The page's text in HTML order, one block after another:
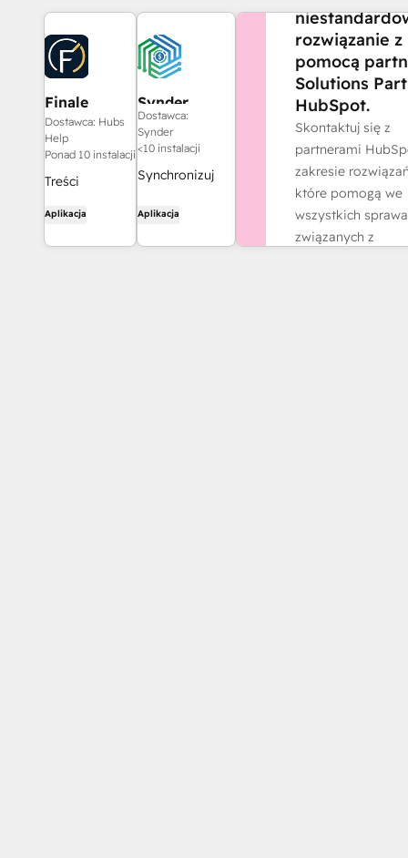
Finale
Composer
Dostawca: Hubs
Help
Ponad 10 instalacji
Treści
wygenerowane
przez sztuczną
Aplikacja
Synder
Dostawca:
Synder
<10 instalacji
Synchronizuj
HubSpot z
QuickBooks,
Aplikacja
rozwiązanie z
pomocą
Solutions
HubSpot.
Skontaktuj się z
partnerami
zakresie
które pomogą we
wszystkich
związanych z